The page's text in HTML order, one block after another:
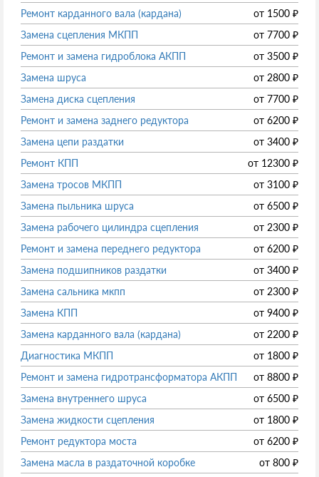
Ремонт карданного вала (кардана)
от 1500 ₽
Замена сцепления МКПП
от 7700 ₽
Ремонт и замена гидроблока АКПП
от 3500 ₽
Замена шруса
от 2800 ₽
Замена диска сцепления
от 7700 ₽
Ремонт и замена заднего редуктора
от 6200 ₽
Замена цепи раздатки
от 3400 ₽
Ремонт КПП
от 12300 ₽
Замена тросов МКПП
от 3100 ₽
Замена пыльника шруса
от 6500 ₽
Замена рабочего цилиндра сцепления
от 2300 ₽
Ремонт и замена переднего редуктора
от 6200 ₽
Замена подшипников раздатки
от 3400 ₽
Замена сальника мкпп
от 2300 ₽
Замена КПП
от 9400 ₽
Замена карданного вала (кардана)
от 2200 ₽
Диагностика МКПП
от 1800 ₽
Ремонт и замена гидротрансформатора АКПП
от 8800 ₽
Замена внутреннего шруса
от 6500 ₽
Замена жидкости сцепления
от 1800 ₽
Ремонт редуктора моста
от 6200 ₽
Замена масла в раздаточной коробке
от 800 ₽